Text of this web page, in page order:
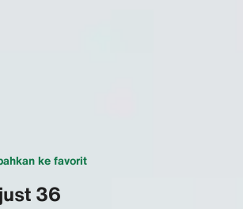
ke favorit
36